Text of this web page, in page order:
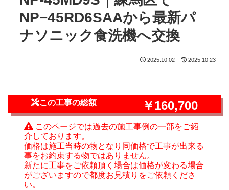
NP−45RD6SAAから最新パ
ナソニック食洗機へ交換
2025.10.02 2025.10.23
この工事の総額 ￥160,700
このページでは過去の施工事例の一部をご紹
介しております。
価格は施工当時の物となり同価格で工事が出来る
事をお約束する物ではありません。
新たに工事をご依頼頂く場合は価格が変わる場合
がございますので都度お見積りをご依頼くださ
い。